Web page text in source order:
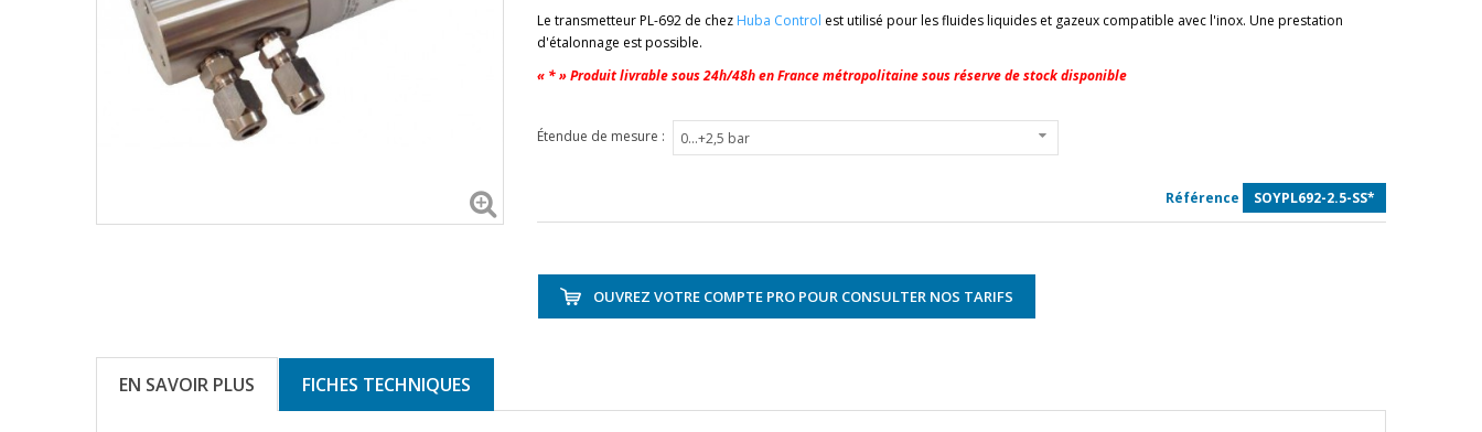
Le transmetteur PL-692 de chez Huba Control est utilisé pour les fluides liquides et gazeux compatible avec l'inox. Une prestation
d'étalonnage est possible.
« * » Produit livrable sous 24h/48h en France métropolitaine sous réserve de stock disponible
Étendue de mesure :
Référence SOYPL692-2.5-SS*
OUVREZ VOTRE COMPTE PRO POUR CONSULTER NOS TARIFS
EN SAVOIR PLUS FICHES TECHNIQUES